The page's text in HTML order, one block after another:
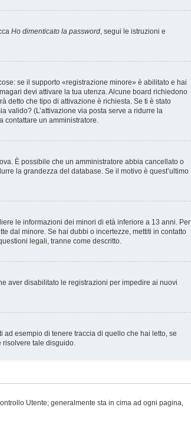
Ho dimenticato la password, segui le istruzioni e
se il supporto «registrazione minore» è abilitato e hai
devi attivare la tua utenza. Alcune board richiedono
detto che tipo di attivazione è richiesta. Se ti è stato
valido? (L’attivazione via posta serve a ridurre la
contattare un amministratore.
È possibile che un amministratore abbia cancellato o
la grandezza del database. Se il motivo è quest’ultimo
le informazioni dei minori di età inferiore a 13 anni. Per
dal minore. Se hai dubbi o incertezze, mettiti in contatto
legali, tranne come descritto.
aver disabilitato le registrazioni per impedire ai nuovi
ad esempio di tenere traccia di quello che hai letto, se
risolvere tale disguido.
Utente; generalmente sta in cima ad ogni pagina,